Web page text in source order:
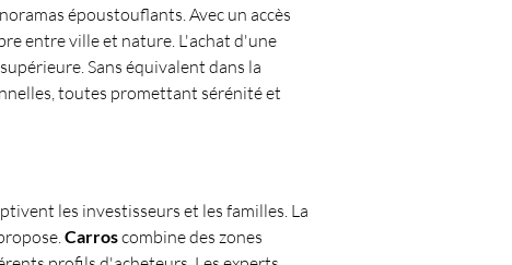
époustouflants. Avec un accès
entre ville et nature. L'achat d'une
Sans équivalent dans la
toutes promettant sérénité et
les investisseurs et les familles. La
Carros combine des zones